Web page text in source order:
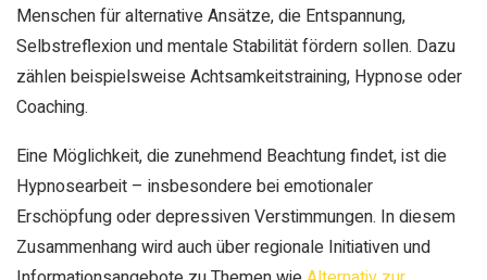
Menschen für alternative Ansätze, die Entspannung,
Selbstreflexion und mentale Stabilität fördern sollen. Dazu
zählen beispielsweise Achtsamkeitstraining, Hypnose oder
Coaching.
Eine Möglichkeit, die zunehmend Beachtung findet, ist die
Hypnosearbeit – insbesondere bei emotionaler
Erschöpfung oder depressiven Verstimmungen. In diesem
Zusammenhang wird auch über regionale Initiativen und